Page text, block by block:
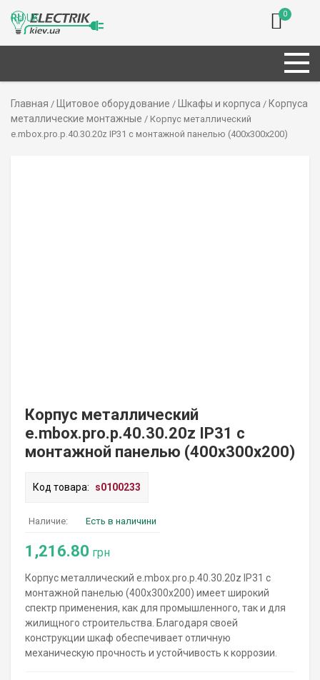
0
Главная / Щитовое оборудование / Шкафы и корпуса / Корпуса
металлические монтажные / Корпус металлический
e.mbox.pro.p.40.30.20z IP31 с монтажной панелью (400х300х200)
Корпус металлический
e.mbox.pro.p.40.30.20z IP31 с
монтажной панелью (400х300х200)
Код товара: s0100233
Наличие: Есть в наличини
1,216.80 грн
Корпус металлический e.mbox.pro.p.40.30.20z IP31 с
монтажной панелью (400х300х200) имеет широкий
спектр применения, как для промышленного, так и для
жилищного строительства. Благодаря своей
конструкции шкаф обеспечивает отличную
механическую прочность и устойчивость к коррозии.
RUUK